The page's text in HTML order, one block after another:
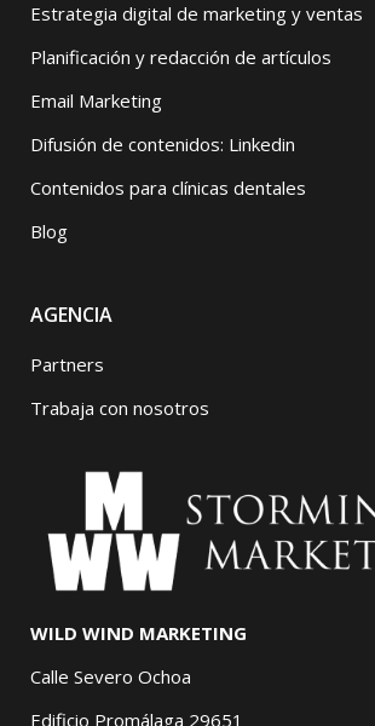
Estrategia digital de marketing y ventas
Planificación y redacción de artículos
Email Marketing
Difusión de contenidos: Linkedin
Contenidos para clínicas dentales
Blog
AGENCIA
Partners
Trabaja con nosotros
WILD WIND MARKETING
Calle Severo Ochoa
Edificio Promálaga 29651